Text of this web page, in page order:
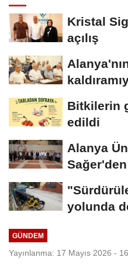
Kristal
açılış
Bitkilerin
edildi
Alanya
yolunda
GÜNDEM
Yayınlanma: 17 Mayıs 2026 -